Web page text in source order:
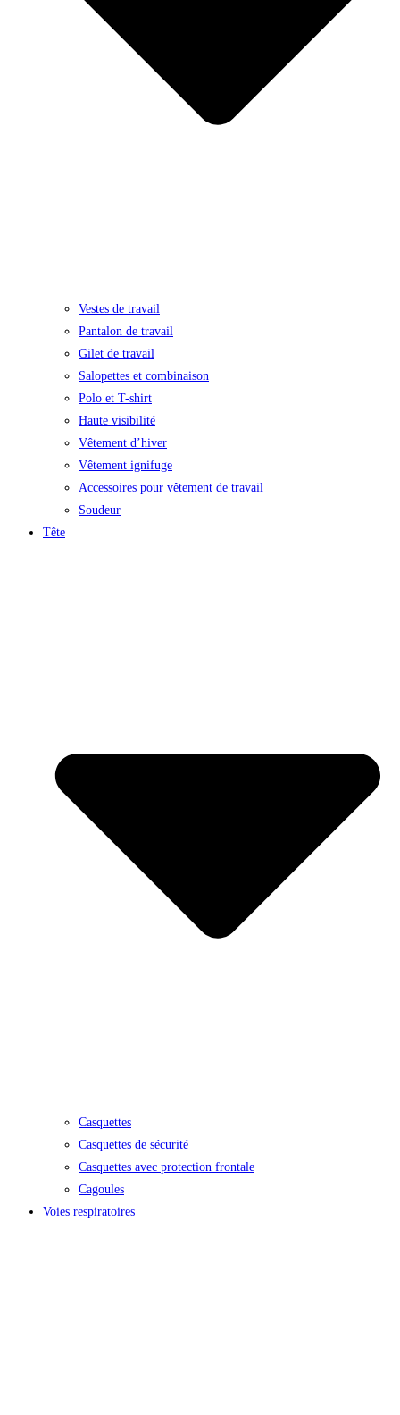
Vestes de travail
Pantalon de travail
Gilet de travail
Salopettes et combinaison
Polo et T-shirt
Haute visibilité
Vêtement d’hiver
Vêtement ignifuge
Accessoires pour vêtement de travail
Soudeur
Tête
Casquettes
Casquettes de sécurité
Casquettes avec protection frontale
Cagoules
Voies respiratoires